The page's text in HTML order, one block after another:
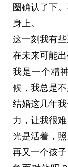
圈确认了下
身上。
这一刻我有
在未来可能出
我是一个精
候，我总是
结婚这几年
力，让我很
光是活着，
再又一个孩